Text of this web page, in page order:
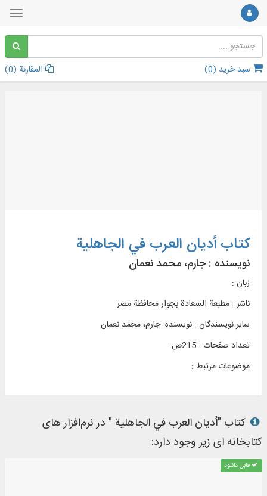
سبد خرید (0
) المقارنة (0
)
کتاب أديان العرب في الجاهلية
نویسنده : جارم، محمد نعمان
زبان :
ناشر : مطبعة السعادة بجوار محافظة مصر
سایر نویسندگان : نویسنده: جارم، محمد نعمان
تعداد صفحات : 215ص.
موضوعات مرتبط :
کتاب "أديان العرب في الجاهلية " در نرم‌افزار های
کتابخانه ای زیر وجود دارد:
قابل دانلود